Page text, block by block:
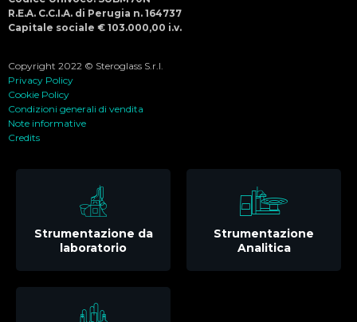
R.E.A. C.C.I.A. di Perugia n. 164737
Capitale sociale € 103.000,00 i.v.
Copyright 2022 © Steroglass S.r.l.
Privacy Policy
Cookie Policy
Condizioni generali di vendita
Note informative
Credits
Strumentazione da
laboratorio
Strumentazione
Analitica